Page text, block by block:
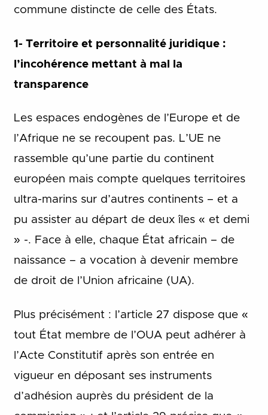
commune distincte de celle des États.
1- Territoire et personnalité juridique :
l’incohérence mettant à mal la
transparence
Les espaces endogènes de l’Europe et de
l’Afrique ne se recoupent pas. L’UE ne
rassemble qu’une partie du continent
européen mais compte quelques territoires
ultra-marins sur d’autres continents – et a
pu assister au départ de deux îles « et demi
» -. Face à elle, chaque État africain – de
naissance – a vocation à devenir membre
de droit de l’Union africaine (UA).
Plus précisément : l’article 27 dispose que «
tout État membre de l’OUA peut adhérer à
l’Acte Constitutif après son entrée en
vigueur en déposant ses instruments
d’adhésion auprès du président de la